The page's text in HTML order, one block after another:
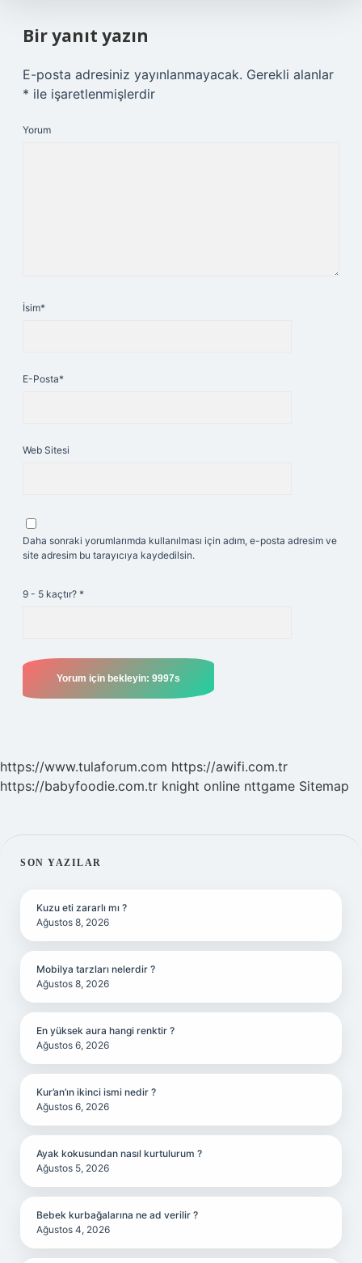
Bir yanıt yazın
E-posta adresiniz yayınlanmayacak. Gerekli alanlar
* ile işaretlenmişlerdir
Yorum
İsim*
E-Posta*
Web Sitesi
Daha sonraki yorumlarımda kullanılması için adım, e-posta adresim ve
site adresim bu tarayıcıya kaydedilsin.
9 - 5 kaçtır? *
https://www.tulaforum.com https://awifi.com.tr
https://babyfoodie.com.tr knight online nttgame Sitemap
SIDEBAR
SON YAZILAR
Kuzu eti zararlı mı ?
Ağustos 8, 2026
Mobilya tarzları nelerdir ?
Ağustos 8, 2026
En yüksek aura hangi renktir ?
Ağustos 6, 2026
Kur’an’ın ikinci ismi nedir ?
Ağustos 6, 2026
Ayak kokusundan nasıl kurtulurum ?
Ağustos 5, 2026
Bebek kurbağalarına ne ad verilir ?
Ağustos 4, 2026